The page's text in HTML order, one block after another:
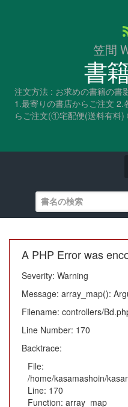
笠間
書
注文方法 : お求めの書籍の書
1.最寄りの書店からご注文
らご注文(①宅配便(送料有料
A PHP Error was
Severity: Warning
Message: array_map():
Filename: controllers/
Line Number: 170
Backtrace:
File:
/home/kasamashoin/
Line: 170
Function: array_map